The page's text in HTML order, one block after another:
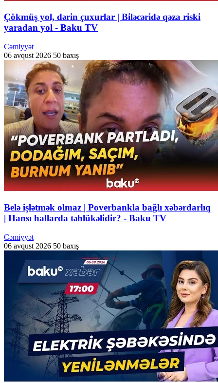
Çökmüş yol, dərin çuxurlar | Biləcəridə qəza riski
yaradan yol - Baku TV
Cəmiyyət
06 avqust 2026 50 baxış
Belə işlətmək olmaz | Poverbankla bağlı xəbərdarlıq
| Hansı hallarda təhlükəlidir? - Baku TV
Cəmiyyət
06 avqust 2026 50 baxış